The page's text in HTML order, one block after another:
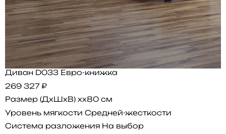
Диван D033 Евро-книжка
269 327 ₽
Размер (ДхШхВ) xx80 см
Уровень мягкости Средней-жесткости
Система разложения На выбор